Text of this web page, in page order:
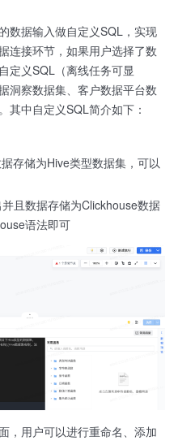
数据输入做自定义SQL，实现
连接环节，如果用户选择了数
定义SQL（离线任务可显
洞察数据集、客户数据平台数
其中自定义SQL简介如下：
存储为Hive类型数据集，可以
且数据存储为Clickhouse数据
语法即可
，用户可以进行重命名、添加